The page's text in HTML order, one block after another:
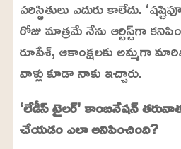
పరిస్థితులు ఎదురు కాలేదు.
రోజు మాత్రమే నేను ఆర్టిస్ట్‌గా
రూపేశ్, ఆకాంక్షలకు అమ్మగా
వాళ్లు కూడా నాకు ఇచ్చారు.
‘లేడీస్ టైలర్’ కాంబినేషన్ తరువాత
చేయడం ఎలా అనిపించింది?